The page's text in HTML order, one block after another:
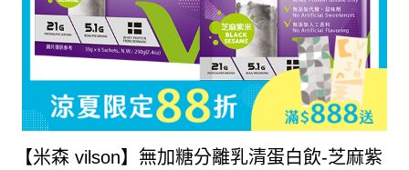
【米森 vilson】無加糖分離乳清蛋白飲-芝麻紫